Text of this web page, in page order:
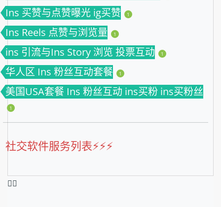
Ins 买赞与点赞曝光 ig买赞 1
Ins Reels 点赞与浏览量 1
ins 引流与Ins Story 浏览 投票互动 1
华人区 Ins 粉丝互动套餐 1
美国USA套餐 Ins 粉丝互动 ins买粉 ins买粉丝
1
社交软件服务列表⚡️⚡️⚡️
❤️‍🔥